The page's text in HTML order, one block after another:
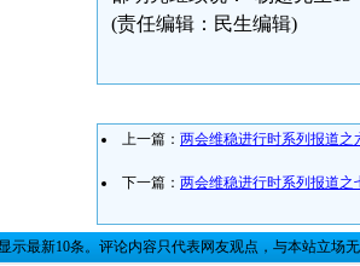
(责任编辑：民生编辑)
上一篇： 两会维稳进行时系列报道之
下一篇： 两会维稳进行时系列报道之
显示最新10条。评论内容只代表网友观点，与本站立场